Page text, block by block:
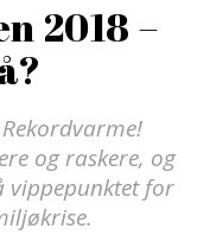
2018 –
og raskere, og
vippepunktet for